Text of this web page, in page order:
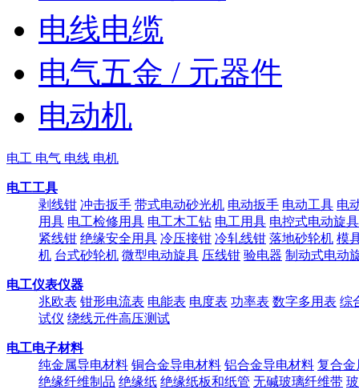
电线电缆
电气五金 / 元器件
电动机
电工 电气 电线 电机
电工工具
剥线钳 冲击扳手 带式电动砂光机 电动扳手 电动工具 电
用具 电工检修用具 电工木工钻 电工用具 电控式电动旋具
紧线钳 绝缘安全用具 冷压接钳 冷轧线钳 落地砂轮机 模
机 台式砂轮机 微型电动旋具 压线钳 验电器 制动式电动
电工仪表仪器
兆欧表 钳形电流表 电能表 电度表 功率表 数字多用表 综
试仪 绕线元件高压测试
电工电子材料
纯金属导电材料 铜合金导电材料 铝合金导电材料 复合金
绝缘纤维制品 绝缘纸 绝缘纸板和纸管 无碱玻璃纤维带